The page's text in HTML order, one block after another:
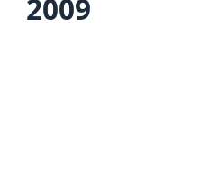
2009